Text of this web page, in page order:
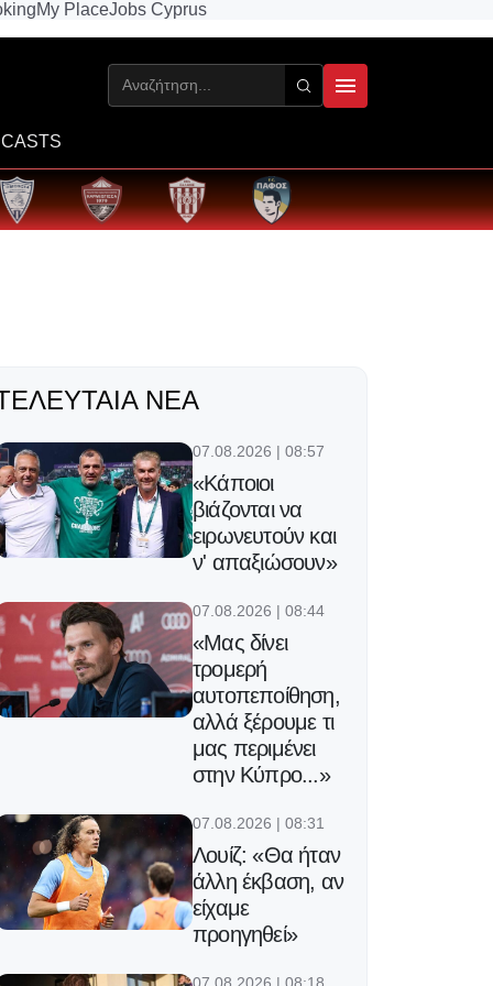
My PlaceJobs Cyprus
ΝΈΑ
07.08.2026 | 08:57
«Κάποιοι
βιάζονται να
ειρωνευτούν και
ν' απαξιώσουν»
07.08.2026 | 08:44
«Μας δίνει
τρομερή
αυτοπεποίθηση,
αλλά ξέρουμε τι
μας περιμένει
στην Κύπρο...»
07.08.2026 | 08:31
Λουίζ: «Θα ήταν
άλλη έκβαση, αν
είχαμε
προηγηθεί»